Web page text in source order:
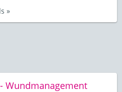
»
Wundmanagement